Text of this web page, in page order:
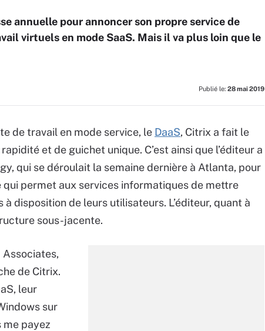
annuelle pour annoncer son propre service de
virtuels en mode SaaS. Mais il va plus loin que le
Publié le: 28 mai 2019
de travail en mode service, le DaaS, Citrix a fait le
et de guichet unique. C’est ainsi que l’éditeur a
qui se déroulait la semaine dernière à Atlanta, pour
qui permet aux services informatiques de mettre
disposition de leurs utilisateurs. L’éditeur, quant à
sous-jacente.
Associates,
de Citrix.
leur
sur
payez